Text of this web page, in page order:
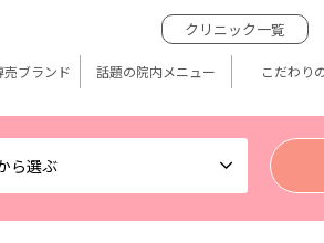
ら選ぶ
クリニック一覧
ブランド 話題の院内メニュー こだわり